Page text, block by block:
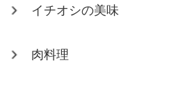
イチオシの美味
肉料理